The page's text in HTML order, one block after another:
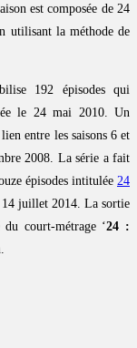
est composée de 24
utilisant la méthode de
192 épisodes qui
le 24 mai 2010. Un
lien entre les saisons 6 et
2008. La série a fait
épisodes intitulée 24
juillet 2014. La sortie
court-métrage ‘24 :